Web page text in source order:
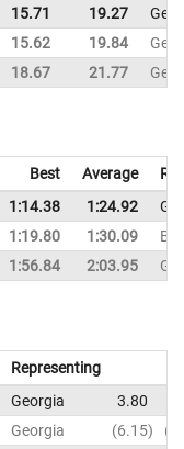
15.71 19.27
15.62 19.84
18.67 21.77
Best Average
1:14.38 1:24.92
1:19.80 1:30.09
1:56.84 2:03.95
Representing
Georgia 3.80
Georgia 6.15